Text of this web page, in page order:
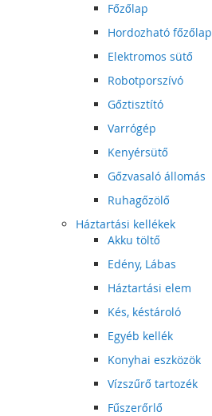
Főzőlap
Hordozható főzőlap
Elektromos sütő
Robotporszívó
Gőztisztító
Varrógép
Kenyérsütő
Gőzvasaló állomás
Ruhagőzölő
Háztartási kellékek
Akku töltő
Edény, Lábas
Háztartási elem
Kés, késtároló
Egyéb kellék
Konyhai eszközök
Vízszűrő tartozék
Fűszerőrlő